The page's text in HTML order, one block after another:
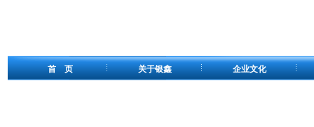
首 页 关于银鑫 企业文化